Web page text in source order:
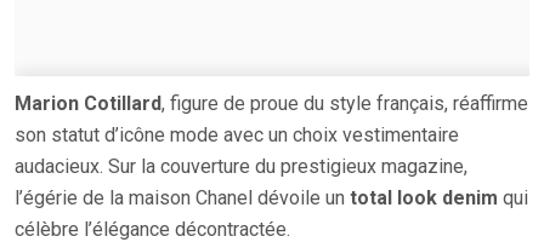
Marion Cotillard, figure de proue du style français, réaffirme
son statut d’icône mode avec un choix vestimentaire
audacieux. Sur la couverture du prestigieux magazine,
l’égérie de la maison Chanel dévoile un total look denim qui
célèbre l’élégance décontractée.